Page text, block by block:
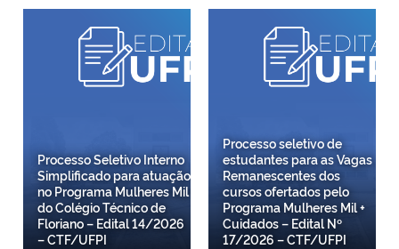
Processo Seletivo Interno
Simplificado para atuação
no Programa Mulheres Mil
do Colégio Técnico de
Floriano – Edital 14/2026
– CTF/UFPI
Processo seletivo de
estudantes para as Vagas
Remanescentes dos
cursos ofertados pelo
Programa Mulheres Mil +
Cuidados – Edital Nº
17/2026 – CTF/UFPI